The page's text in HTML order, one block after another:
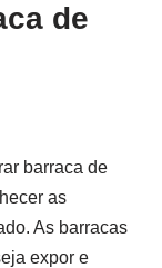
de
barraca de
as
As barracas
expor e